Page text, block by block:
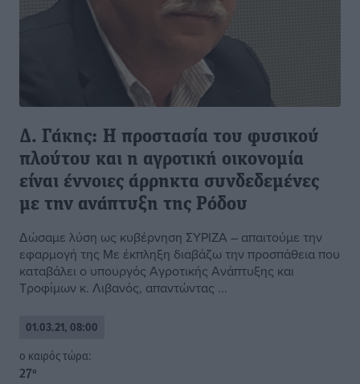
Δ. Γάκης: Η προστασία του φυσικού
πλούτου και η αγροτική οικονομία
είναι έννοιες άρρηκτα συνδεδεμένες
με την ανάπτυξη της Ρόδου
Δώσαμε λύση ως κυβέρνηση ΣΥΡΙΖΑ – απαιτούμε την
εφαρμογή της Με έκπληξη διαβάζω την προσπάθεια που
καταβάλει ο υπουργός Αγροτικής Ανάπτυξης και
Τροφίμων κ. Λιβανός, απαντώντας ...
01.03.21, 08:00
o καιρός τώρα:
27°